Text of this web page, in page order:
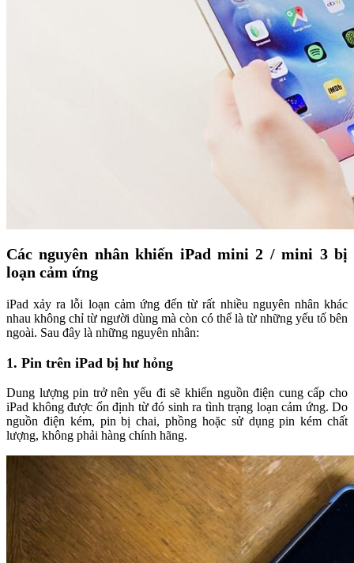
Các nguyên nhân khiến iPad mini 2 / mini 3 bị
loạn cảm ứng
iPad xảy ra lỗi loạn cảm ứng đến từ rất nhiều nguyên nhân khác
nhau không chỉ từ người dùng mà còn có thể là từ những yếu tố bên
ngoài. Sau đây là những nguyên nhân:
1. Pin trên iPad bị hư hỏng
Dung lượng pin trở nên yếu đi sẽ khiến nguồn điện cung cấp cho
iPad không được ổn định từ đó sinh ra tình trạng loạn cảm ứng. Do
nguồn điện kém, pin bị chai, phồng hoặc sử dụng pin kém chất
lượng, không phải hàng chính hãng.